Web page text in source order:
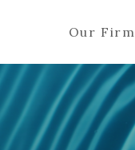
Our Firm